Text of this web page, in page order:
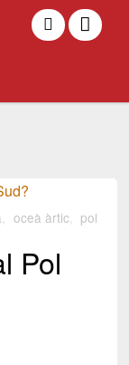
oceà àrtic
pol
Pol